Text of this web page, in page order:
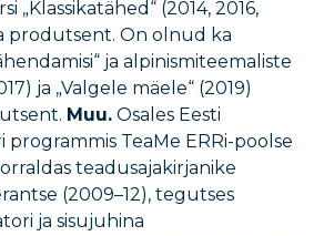
„Klassikatähed“ (2014, 2016,
produtsent. On olnud ka
ja alpinismiteemaliste
ja „Valgele mäele“ (2019)
Muu. Osales Eesti
TeaMe ERRi-poolse
teadusajakirjanike
(2009–12), tegutses
ja sisujuhina